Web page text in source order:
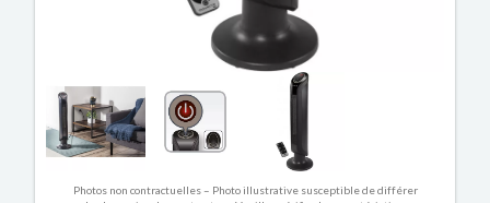
Photos non contractuelles – Photo illustrative susceptible de différer